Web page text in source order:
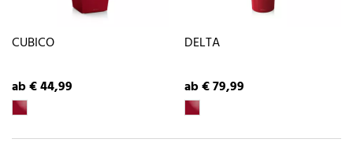
CUBICO
ab € 44,99
DELTA
ab € 79,99